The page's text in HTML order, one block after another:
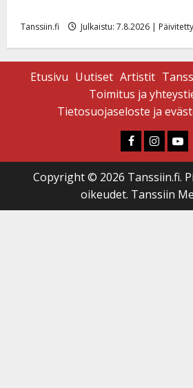
Tanssiin.fi Julkaistu: 7.8.2026 |
Etusivu Uutiset Artistit
Toimitus ja
Tietosuojaseloste ja
Faceboook
Instagram
Copyright © 2026 Tanssiin.fi.
oikeudet. Tanssiin